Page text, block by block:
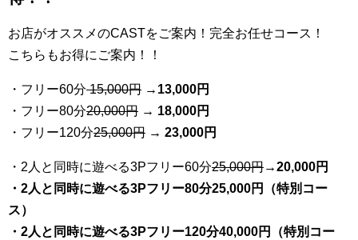
お店がオススメのCASTをご案内！完全お任せコース！
こちらもお得にご案内！！
・フリー60分15,000円 → 13,000円
・フリー80分20,000円 → 18,000円
・フリー120分25,000円 → 23,000円
・2人と同時に遊べる3Pフリー60分25,000円→20,000円
・2人と同時に遊べる3Pフリー80分25,000円（特別コー
ス）
・2人と同時に遊べる3Pフリー120分40,000円（特別コー